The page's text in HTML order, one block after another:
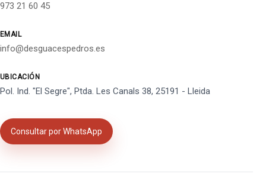
973 21 60 45
EMAIL
info@desguacespedros.es
UBICACIÓN
Pol. Ind. "El Segre", Ptda. Les Canals 38, 25191 - Lleida
Consultar por WhatsApp